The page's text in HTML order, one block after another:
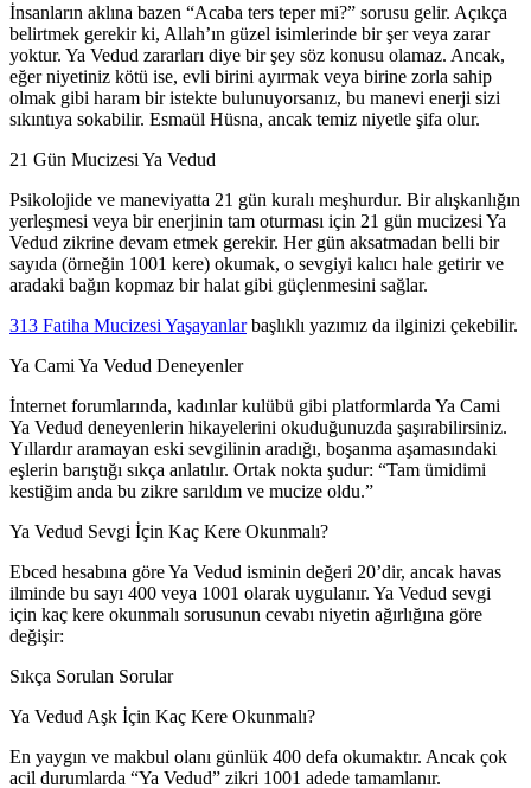
İnsanların aklına bazen “Acaba ters teper mi?” sorusu gelir. Açıkça
belirtmek gerekir ki, Allah’ın güzel isimlerinde bir şer veya zarar
yoktur. Ya Vedud zararları diye bir şey söz konusu olamaz. Ancak,
eğer niyetiniz kötü ise, evli birini ayırmak veya birine zorla sahip
olmak gibi haram bir istekte bulunuyorsanız, bu manevi enerji sizi
sıkıntıya sokabilir. Esmaül Hüsna, ancak temiz niyetle şifa olur.
21 Gün Mucizesi Ya Vedud
Psikolojide ve maneviyatta 21 gün kuralı meşhurdur. Bir alışkanlığın
yerleşmesi veya bir enerjinin tam oturması için 21 gün mucizesi Ya
Vedud zikrine devam etmek gerekir. Her gün aksatmadan belli bir
sayıda (örneğin 1001 kere) okumak, o sevgiyi kalıcı hale getirir ve
aradaki bağın kopmaz bir halat gibi güçlenmesini sağlar.
313 Fatiha Mucizesi Yaşayanlarbaşlıklı yazımız da ilginizi çekebilir.
Ya Cami Ya Vedud Deneyenler
İnternet forumlarında, kadınlar kulübü gibi platformlarda Ya Cami
Ya Vedud deneyenlerin hikayelerini okuduğunuzda şaşırabilirsiniz.
Yıllardır aramayan eski sevgilinin aradığı, boşanma aşamasındaki
eşlerin barıştığı sıkça anlatılır. Ortak nokta şudur: “Tam ümidimi
kestiğim anda bu zikre sarıldım ve mucize oldu.”
Ya Vedud Sevgi İçin Kaç Kere Okunmalı?
Ebced hesabına göre Ya Vedud isminin değeri 20’dir, ancak havas
ilminde bu sayı 400 veya 1001 olarak uygulanır. Ya Vedud sevgi
için kaç kere okunmalı sorusunun cevabı niyetin ağırlığına göre
değişir:
Sıkça Sorulan Sorular
Ya Vedud Aşk İçin Kaç Kere Okunmalı?
En yaygın ve makbul olanı günlük 400 defa okumaktır. Ancak çok
acil durumlarda “Ya Vedud” zikri 1001 adede tamamlanır.